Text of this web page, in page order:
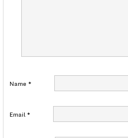
Name *
Email*